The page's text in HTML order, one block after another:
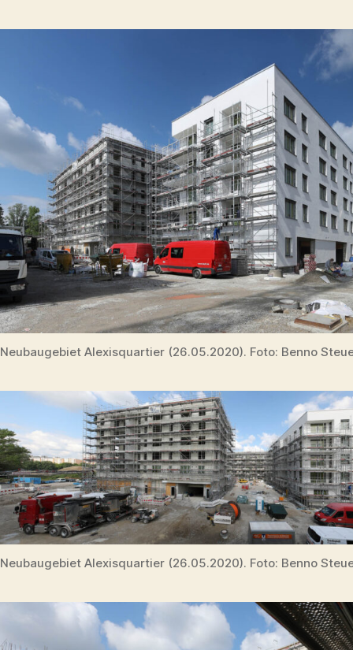
Neubaugebiet Alexisquartier (26.05.2020). Foto: Benno
Neubaugebiet Alexisquartier (26.05.2020). Foto: Benno